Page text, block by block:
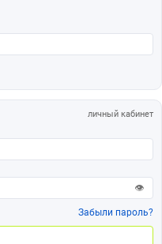
личный кабинет
👁
Забыли пароль?